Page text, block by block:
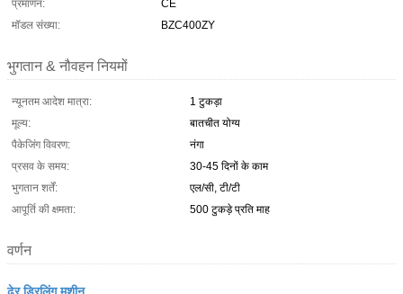
प्रमाणन:
CE
मॉडल संख्या:
BZC400ZY
भुगतान & नौवहन नियमों
न्यूनतम आदेश मात्रा:
1 टुकड़ा
मूल्य:
बातचीत योग्य
पैकेजिंग विवरण:
नंगा
प्रसव के समय:
30-45 दिनों के काम
भुगतान शर्तें:
एल/सी, टी/टी
आपूर्ति की क्षमता:
500 टुकड़े प्रति माह
वर्णन
ढेर ड्रिलिंग मशीन